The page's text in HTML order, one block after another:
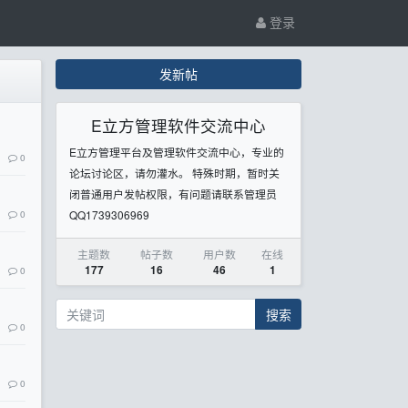
登录
0
0
0
0
0
发新帖
E立方管理软件交流中心
E立方管理平台及管理软件交流中心，专业的
论坛讨论区，请勿灌水。 特殊时期，暂时关
闭普通用户发帖权限，有问题请联系管理员
QQ1739306969
主题数
177
帖子数
16
用户数
46
在线
1
搜索